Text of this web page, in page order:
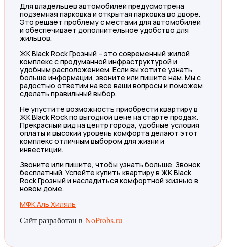
Для владельцев автомобилей предусмотрена
подземная парковка и открытая парковка во дворе.
Это решает проблему с местами для автомобилей
и обеспечивает дополнительное удобство для
жильцов.
ЖК Black Rock Грозный – это современный жилой
комплекс с продуманной инфраструктурой и
удобным расположением. Если вы хотите узнать
больше информации, звоните или пишите нам. Мы с
радостью ответим на все ваши вопросы и поможем
сделать правильный выбор.
Не упустите возможность приобрести квартиру в
ЖК Black Rock по выгодной цене на старте продаж.
Прекрасный вид на центр города, удобные условия
оплаты и высокий уровень комфорта делают этот
комплекс отличным выбором для жизни и
инвестиций.
Звоните или пишите, чтобы узнать больше. Звонок
бесплатный. Успейте купить квартиру в ЖК Black
Rock Грозный и насладиться комфортной жизнью в
новом доме.
МФК Аль Хиляль
Сайт разработан в NoProbs.ru